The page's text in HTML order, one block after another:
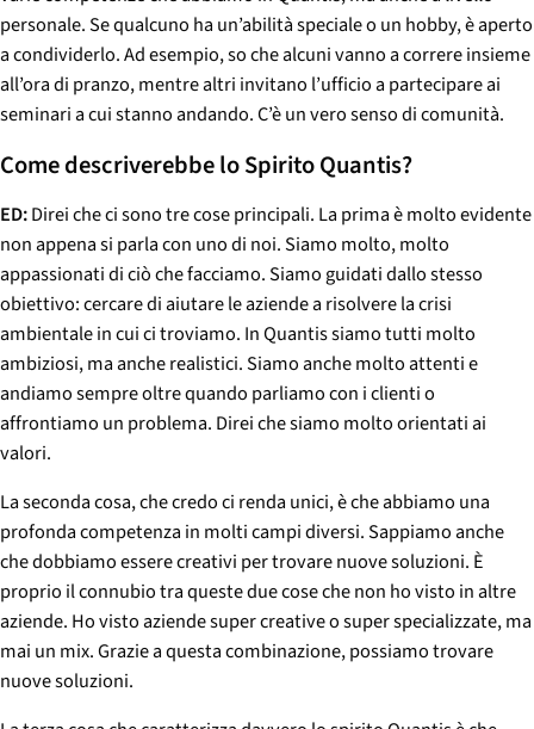
personale. Se qualcuno ha un’abilità speciale o un hobby, è aperto
a condividerlo. Ad esempio, so che alcuni vanno a correre insieme
all’ora di pranzo, mentre altri invitano l’ufficio a partecipare ai
seminari a cui stanno andando. C’è un vero senso di comunità.
Come descriverebbe lo Spirito Quantis?
ED:Direi che ci sono tre cose principali. La prima è molto evidente
non appena si parla con uno di noi. Siamo molto, molto
appassionati di ciò che facciamo. Siamo guidati dallo stesso
obiettivo: cercare di aiutare le aziende a risolvere la crisi
ambientale in cui ci troviamo. In Quantis siamo tutti molto
ambiziosi, ma anche realistici. Siamo anche molto attenti e
andiamo sempre oltre quando parliamo con i clienti o
affrontiamo un problema. Direi che siamo molto orientati ai
valori.
La seconda cosa, che credo ci renda unici, è che abbiamo una
profonda competenza in molti campi diversi. Sappiamo anche
che dobbiamo essere creativi per trovare nuove soluzioni. È
proprio il connubio tra queste due cose che non ho visto in altre
aziende. Ho visto aziende super creative o super specializzate, ma
mai un mix. Grazie a questa combinazione, possiamo trovare
nuove soluzioni.